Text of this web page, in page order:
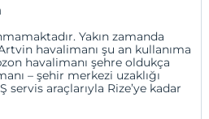
Yakın zamanda
havalimanı şu an kullanıma
havalimanı şehre oldukça
– şehir merkezi uzaklığı
servis araçlarıyla Rize’ye kadar